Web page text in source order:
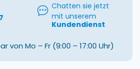
Chatten sie jetzt
mit unserem
Kundendienst
von Mo – Fr (9:00 – 17:00 Uhr)